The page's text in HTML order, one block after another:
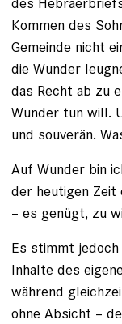
Kommen des
Gemeinde nicht
die Wunder
das Recht ab zu
Wunder tun will.
und souverän.
Auf Wunder bin
der heutigen Zeit
– es genügt, zu
Es stimmt
Inhalte des
während
ohne Absicht –